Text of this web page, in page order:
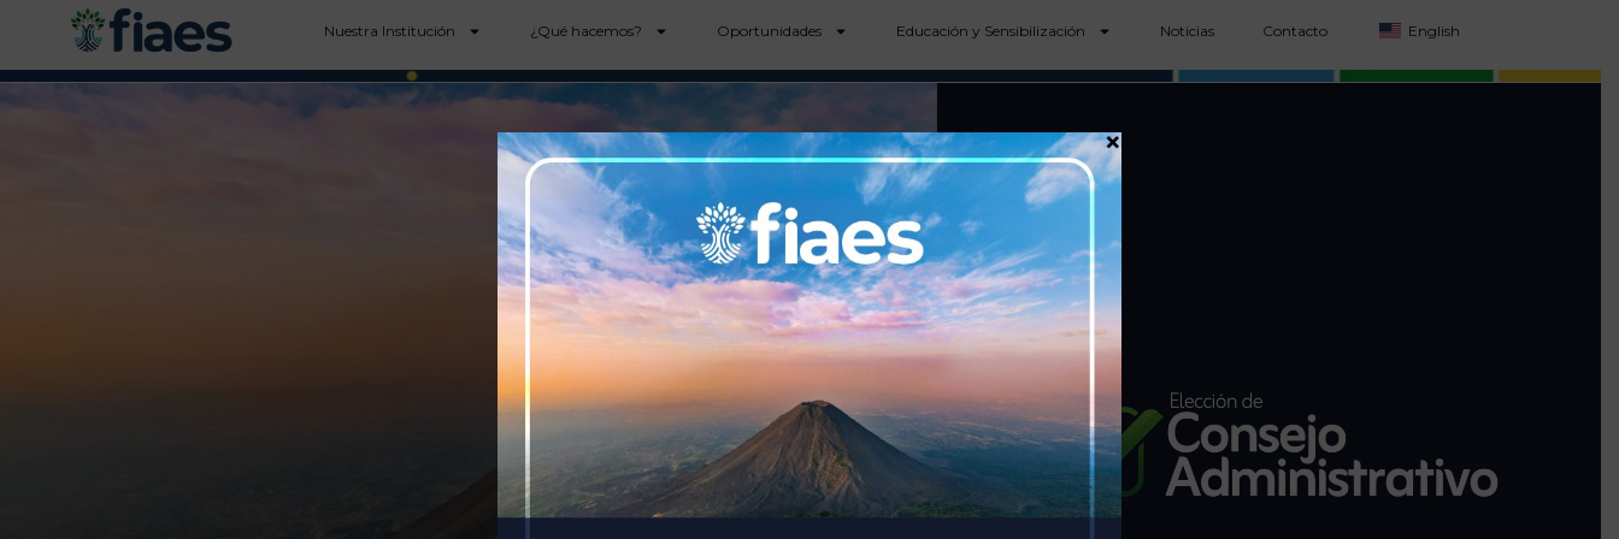
Nuestra Institución ¿Qué hacemos? Oportunidades Educación y Sensibilización Noticias Contacto English
×